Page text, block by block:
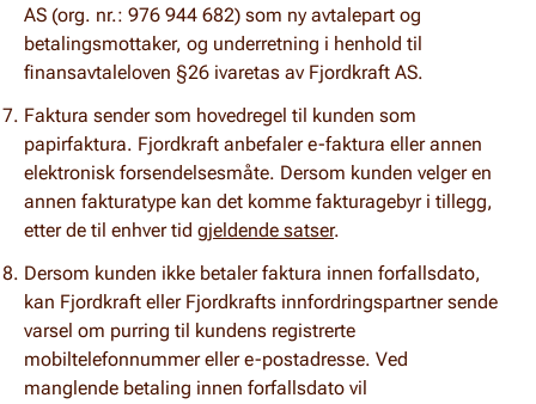
AS (org. nr.: 976 944 682) som ny avtalepart og
betalingsmottaker, og underretning i henhold til
finansavtaleloven §26 ivaretas av Fjordkraft AS.
Faktura sender som hovedregel til kunden som
papirfaktura. Fjordkraft anbefaler e-faktura eller annen
elektronisk forsendelsesmåte. Dersom kunden velger en
annen fakturatype kan det komme fakturagebyr i tillegg,
etter de til enhver tid gjeldende satser.
Dersom kunden ikke betaler faktura innen forfallsdato,
kan Fjordkraft eller Fjordkrafts innfordringspartner sende
varsel om purring til kundens registrerte
mobiltelefonnummer eller e-postadresse. Ved
manglende betaling innen forfallsdato vil